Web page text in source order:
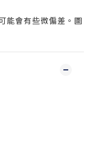
能會有些微偏差。圖